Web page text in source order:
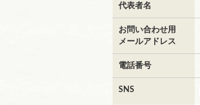
代表者名
お問い合わせ用
メールアドレス
電話番号
SNS